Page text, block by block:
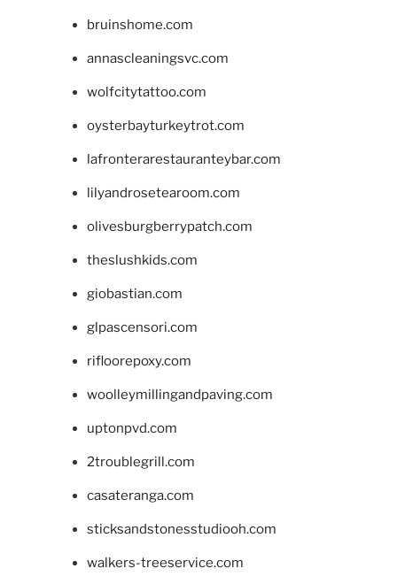
bruinshome.com
annascleaningsvc.com
wolfcitytattoo.com
oysterbayturkeytrot.com
lafronterarestauranteybar.com
lilyandrosetearoom.com
olivesburgberrypatch.com
theslushkids.com
giobastian.com
glpascensori.com
rifloorepoxy.com
woolleymillingandpaving.com
uptonpvd.com
2troublegrill.com
casateranga.com
sticksandstonesstudiooh.com
walkers-treeservice.com